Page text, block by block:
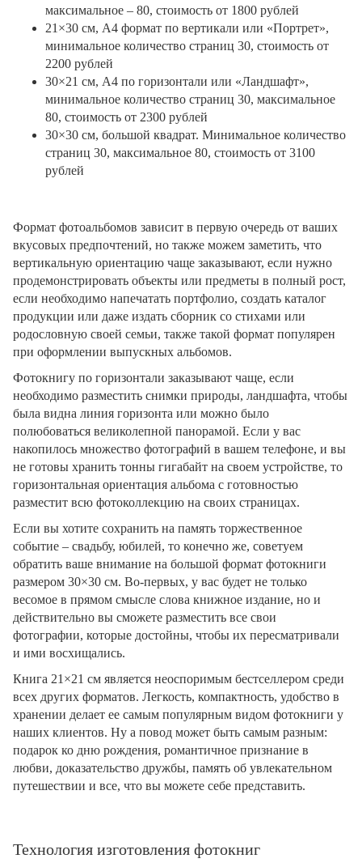
максимальное – 80, стоимость от 1800 рублей
21×30 см, А4 формат по вертикали или «Портрет»,
минимальное количество страниц 30, стоимость от
2200 рублей
30×21 см, А4 по горизонтали или «Ландшафт»,
минимальное количество страниц 30, максимальное
80, стоимость от 2300 рублей
30×30 см, большой квадрат. Минимальное количество
страниц 30, максимальное 80, стоимость от 3100
рублей
Формат фотоальбомов зависит в первую очередь от ваших
вкусовых предпочтений, но также можем заметить, что
вертикальную ориентацию чаще заказывают, если нужно
продемонстрировать объекты или предметы в полный рост,
если необходимо напечатать портфолио, создать каталог
продукции или даже издать сборник со стихами или
родословную своей семьи, также такой формат популярен
при оформлении выпускных альбомов.
Фотокнигу по горизонтали заказывают чаще, если
необходимо разместить снимки природы, ландшафта, чтобы
была видна линия горизонта или можно было
полюбоваться великолепной панорамой. Если у вас
накопилось множество фотографий в вашем телефоне, и вы
не готовы хранить тонны гигабайт на своем устройстве, то
горизонтальная ориентация альбома с готовностью
разместит всю фотоколлекцию на своих страницах.
Если вы хотите сохранить на память торжественное
событие – свадьбу, юбилей, то конечно же, советуем
обратить ваше внимание на большой формат фотокниги
размером 30×30 см. Во-первых, у вас будет не только
весомое в прямом смысле слова книжное издание, но и
действительно вы сможете разместить все свои
фотографии, которые достойны, чтобы их пересматривали
и ими восхищались.
Книга 21×21 см является неоспоримым бестселлером среди
всех других форматов. Легкость, компактность, удобство в
хранении делает ее самым популярным видом фотокниги у
наших клиентов. Ну а повод может быть самым разным:
подарок ко дню рождения, романтичное признание в
любви, доказательство дружбы, память об увлекательном
путешествии и все, что вы можете себе представить.
Технология изготовления фотокниг